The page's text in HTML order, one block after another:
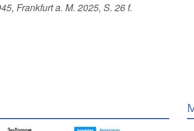
Frankfurt a. M. 2025, S. 26 f.